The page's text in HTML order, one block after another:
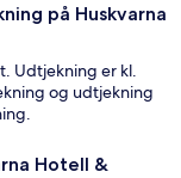
på Huskvarna
Udtjekning er kl.
og udtjekning
Hotell &